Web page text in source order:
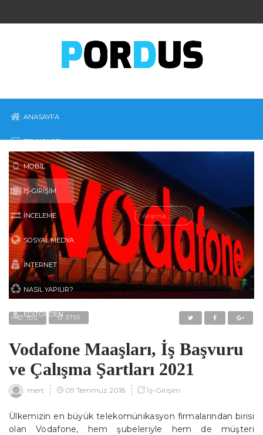
ANASAYFA
TEKNOLOJI
MOBIL
İŞ-GIRIŞIM
İNCELEME
SOSYAL MEDYA
İNTERNET
NASIL YAPILIR?
EDITÖRDEN
105 3795
Vodafone Maaşları, İş Başvuru
ve Çalışma Şartları 2021
mert 09 Temmuz 2018 İş-Girişim
Ülkemizin en büyük telekomünikasyon firmalarından birisi
olan Vodafone, hem şubeleriyle hem de müşteri